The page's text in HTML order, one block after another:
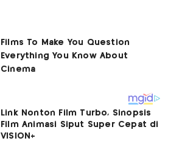
Link Nonton Film Turbo, Sinopsis
Film Animasi Siput Super Cepat di
VISION+